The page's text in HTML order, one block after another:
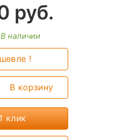
руб.
В наличии
!
В корзину
клик